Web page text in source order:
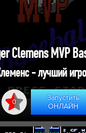
Clemens MVP
- лучший
0
Запустить
ОНЛАЙН